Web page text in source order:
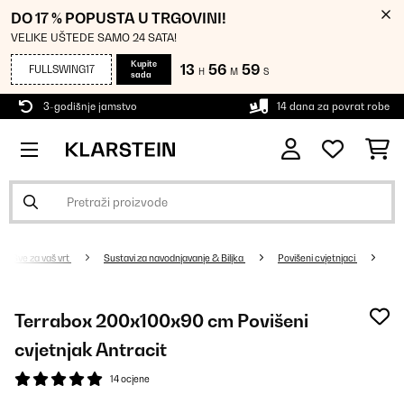
DO 17 % POPUSTA U TRGOVINI!
VELIKE UŠTEDE SAMO 24 SATA!
FULLSWING17
Kupite
sada
13 H 56 M 58 S
3-godišnje jamstvo 14 dana za povrat robe
Sve za vaš vrt Sustavi za navodnjavanje & Biljka Povišeni cvjetnjaci
Terrabox 200x100x90 cm Povišeni
cvjetnjak Antracit
14 ocjene